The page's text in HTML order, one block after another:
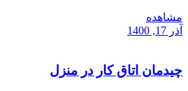
مشاهده
آذر 17, 1400
چیدمان اتاق کار در منزل